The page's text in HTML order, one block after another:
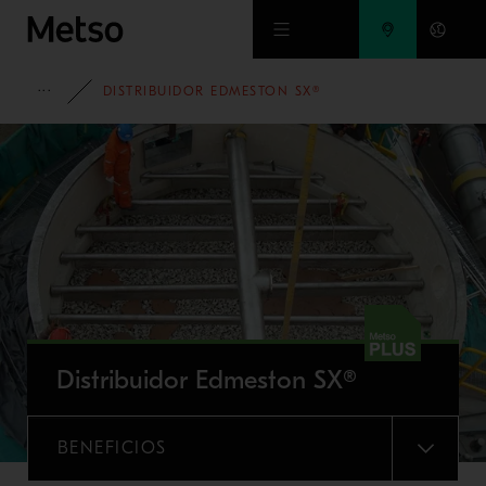
Ir al contenido principal
PORTAFOLIO
DISTRIBUIDOR EDMESTON SX®
Distribuidor Edmeston SX®
BENEFICIOS
MENU